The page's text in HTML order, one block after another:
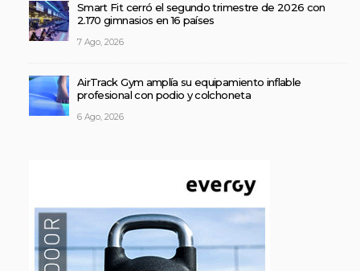
Smart Fit cerró el segundo trimestre de 2026 con
2.170 gimnasios en 16 países
7 Ago, 2026
AirTrack Gym amplía su equipamiento inflable
profesional con podio y colchoneta
6 Ago, 2026